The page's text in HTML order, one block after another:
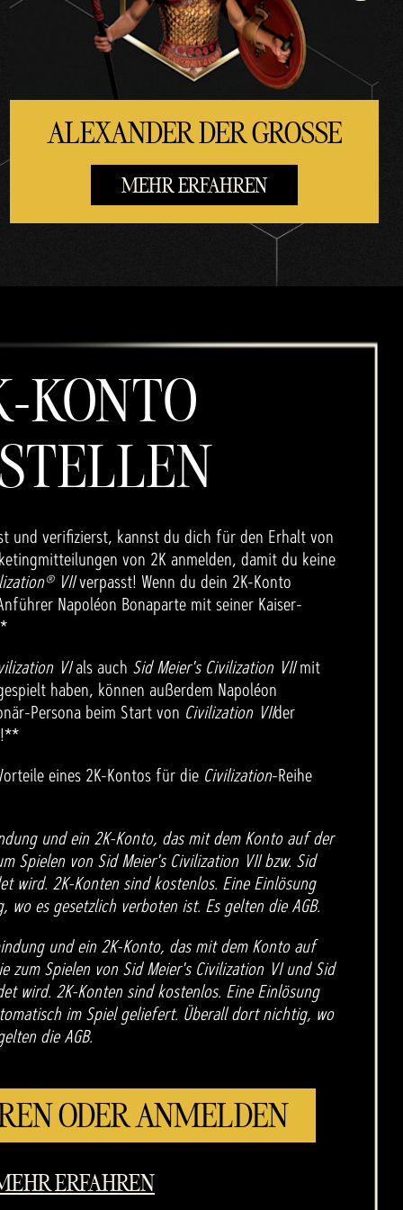
ALEXANDER DER GROSSE
MEHR ERFAHREN
KONTO
und verifizierst, kannst du dich für den Erhalt von
von 2K anmelden, damit du keine
VIIverpasst! Wenn du dein 2K-Konto
Napoléon Bonaparte mit seiner Kaiser-
VIals auch Sid Meier's Civilization VIImit
haben, können außerdem Napoléon
Persona beim Start von Civilization VIIder
eines 2K-Kontos für die Civilization-Reihe
und ein 2K-Konto, das mit dem Konto auf der
Spielen von Sid Meier's Civilization VII bzw. Sid
wird. 2K-Konten sind kostenlos. Eine Einlösung
es gesetzlich verboten ist. Es gelten die AGB.
und ein 2K-Konto, das mit dem Konto auf
Spielen von Sid Meier's Civilization VI und Sid
wird. 2K-Konten sind kostenlos. Eine Einlösung
im Spiel geliefert. Überall dort nichtig, wo
die AGB.
ODER ANMELDEN
ERFAHREN